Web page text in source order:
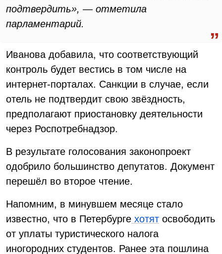
подтвердить», — отметила
парламентарий.
Иванова добавила, что соответствующий
контроль будет вестись в том числе на
интернет-порталах. Санкции в случае, если
отель не подтвердит свою звёздность,
предполагают приостановку деятельности
через Роспотребнадзор.
В результате голосования законопроект
одобрило большинство депутатов. Документ
перешёл во второе чтение.
Напомним, в минувшем месяце стало
известно, что в Петербурге хотят освободить
от уплаты туристического налога
иногородних студентов. Ранее эта пошлина